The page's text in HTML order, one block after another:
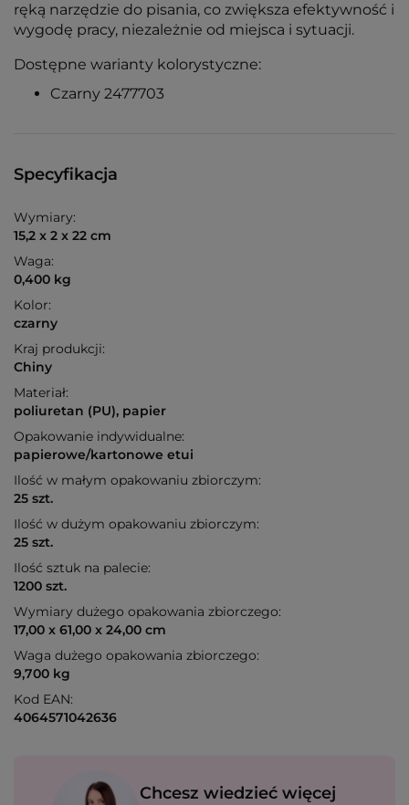
ręką narzędzie do pisania, co zwiększa efektywność i
wygodę pracy, niezależnie od miejsca i sytuacji.
Dostępne warianty kolorystyczne:
Czarny 2477703
Specyfikacja
Wymiary:
15,2 x 2 x 22 cm
Waga:
0,400 kg
Kolor:
czarny
Kraj produkcji:
Chiny
Materiał:
poliuretan (PU), papier
Opakowanie indywidualne:
papierowe/kartonowe etui
Ilość w małym opakowaniu zbiorczym:
25 szt.
Ilość w dużym opakowaniu zbiorczym:
25 szt.
Ilość sztuk na palecie:
1200 szt.
Wymiary dużego opakowania zbiorczego:
17,00 x 61,00 x 24,00 cm
Waga dużego opakowania zbiorczego:
9,700 kg
Kod EAN:
4064571042636
Chcesz wiedzieć więcej